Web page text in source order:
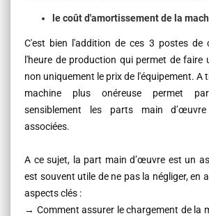
le coût d'amortissement de la
C'est bien l'addition de ces 3 postes de
l'heure de production qui permet de faire
non uniquement le prix de l'équipement. A
machine plus onéreuse permet
sensiblement les parts main
associées.
A ce sujet, la part main d’œuvre est un
est souvent utile de ne pas la négliger, en
aspects clés :
→ Comment assurer le chargement de la